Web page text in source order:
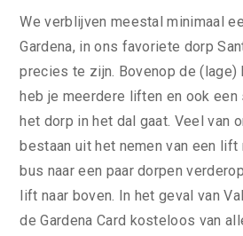
We verblijven meestal minimaal
Gardena, in ons favoriete dorp
precies te zijn. Bovenop de (lage)
heb je meerdere liften en ook
het dorp in het dal gaat. Veel van
bestaan uit het nemen van een lift
bus naar een paar dorpen
lift naar boven. In het geval van
de Gardena Card kosteloos van